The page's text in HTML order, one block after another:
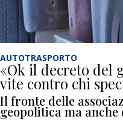
AUTOTRASPORTO
«Ok il decreto del
vite contro chi
Il fronte delle
geopolitica ma